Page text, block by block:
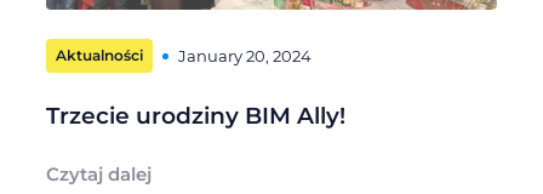
Aktualności January 20, 2024
Trzecie urodziny BIM Ally!
Czytaj dalej